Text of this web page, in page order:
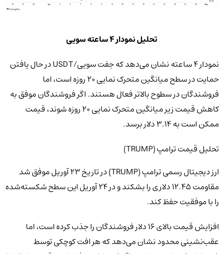
تحلیل نمودار 4 ساعته سویی
نمودار ۴ ساعته نشان می‌دهد که جفت سویی/USDT در حال یافتن
حمایت در سطح میانگین متحرک نمایی ۲۰ روزه است، اما
فروشندگان در سطوح بالاتر فعال هستند. اگر فروشندگان موفق به
کاهش قیمت زیر میانگین متحرک نمایی ۲۰ روزه شوند، قیمت
ممکن است به ۳.۱۴ دلار برسد.
تحلیل قیمت ترامپ (TRUMP)
ارز دیجیتال رسمی ترامپ (TRUMP) در تاریخ ۲۳ آوریل موفق شد
مقاومت ۱۲.۴۵ دلاری را بشکند و در ۲۴ آوریل این سطح شکسته‌شده
را با موفقیت حفظ کند.
افزایش قیمت بالای ۱۶ دلار فروشندگان را جذب کرده است، اما
عقب‌نشینی محدود نشان می‌دهد که هر افت کوچکی توسط